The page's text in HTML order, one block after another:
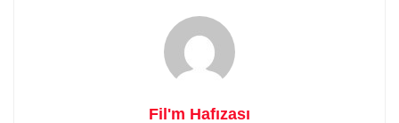
Fil'm Hafızası